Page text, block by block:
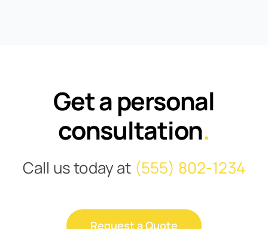
Get a personal
consultation.
Call us today at (555) 802-1234
Request a Quote